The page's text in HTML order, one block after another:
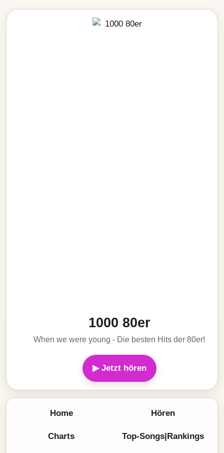
1000 80er
When we were young - Die besten Hits der 80er!
▶ Jetzt hören
Home Hören
Charts Top-Songs|Rankings